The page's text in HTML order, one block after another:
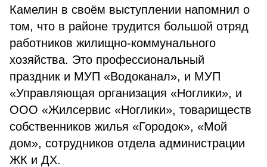
Камелин в своём выступлении напомнил о
том, что в районе трудится большой отряд
работников жилищно-коммунального
хозяйства. Это профессиональный
праздник и МУП «Водоканал», и МУП
«Управляющая организация «Ноглики», и
ООО «Жилсервис «Ноглики», товариществ
собственников жилья «Городок», «Мой
дом», сотрудников отдела администрации
ЖК и ДХ.